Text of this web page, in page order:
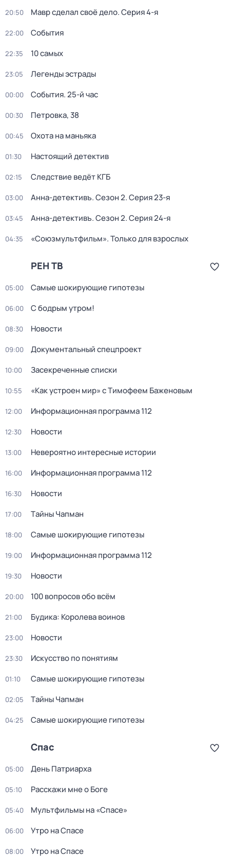
20:50 Мавр сделал своё дело. Серия 4-я
22:00 События
22:35 10 самых
23:05 Легенды эстрады
00:00 События. 25-й час
00:30 Петровка, 38
00:45 Охота на маньяка
01:30 Настоящий детектив
02:15 Следствие ведёт КГБ
03:00 Анна-детективъ. Сезон 2. Серия 23-я
03:45 Анна-детективъ. Сезон 2. Серия 24-я
04:35 «Союзмультфильм». Только для взрослых
РЕН ТВ
05:00 Самые шoкиpующие гипотезы
06:00 С бодрым утром!
08:30 Новости
09:00 Документальный спецпроект
10:00 Зacекрeченные cписки
10:55 «Как устроен мир» с Тимофеем Баженовым
12:00 Информационная программа 112
12:30 Новости
13:00 Невероятно интересные истории
16:00 Информационная программа 112
16:30 Новости
17:00 Тaйны Чапман
18:00 Самые шoкиpующие гипотезы
19:00 Информационная программа 112
19:30 Новости
20:00 100 вопросов обо всём
21:00 Будика: Королева воинов
23:00 Новости
23:30 Искусство по понятиям
01:10 Самые шoкиpующие гипотезы
02:05 Тaйны Чапман
04:25 Самые шoкиpующие гипотезы
Спас
05:00 Дeнь Патриаpха
05:10 Расскажи мне о Боге
05:40 Мультфильмы на «Спасе»
06:00 Утро на Спасе
08:00 Утро на Спасе